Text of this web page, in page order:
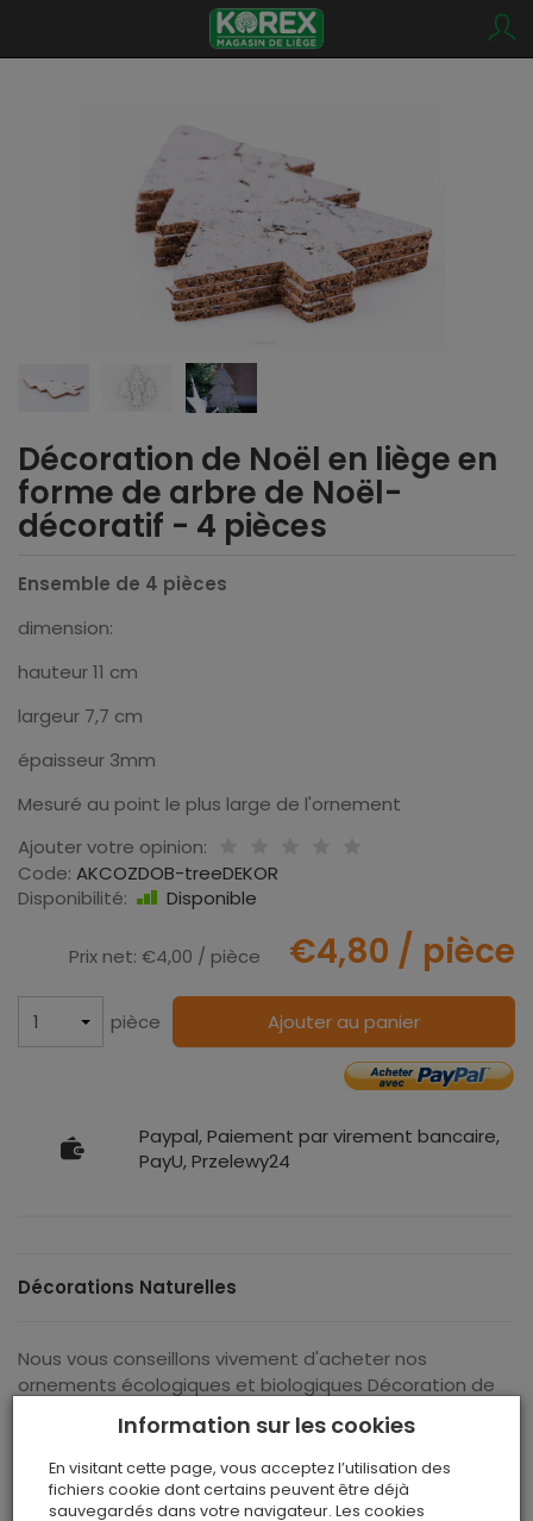
Décoration de Noël en liège en
forme de arbre de Noël-
décoratif - 4 pièces
Ensemble de 4 pièces
dimension:
hauteur 11 cm
largeur 7,7 cm
épaisseur 3mm
Mesuré au point le plus large de l'ornement
Ajouter votre opinion:
Code: AKCOZDOB-treeDEKOR
Disponibilité:
Disponible
Prix net: €4,00 / pièce €4,80 / pièce
pièce Ajouter au panier
Paypal, Paiement par virement bancaire,
PayU, Przelewy24
Décorations Naturelles
Nous vous conseillons vivement d'acheter nos
ornements écologiques et biologiques Décoration de
Noël en liège en forme de arbre de Noël- décoratif.
Cela a l'air génial sur un arbre de Noël.Nos décorations
sont des exemples de leur beauté et de leur naturel.
a quelques exemples sur nos photos. Sur nos images,
vous pouvez sentir un avant-goût de la merveilleuse
Information sur les cookies
En visitant cette page, vous acceptez l’utilisation des
fichiers cookie dont certains peuvent être déjà
sauvegardés dans votre navigateur. Les cookies